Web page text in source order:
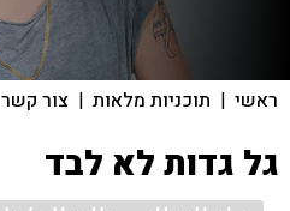
ראשי | תוכניות מלאות | צור קשר
גל גדות לא לבד